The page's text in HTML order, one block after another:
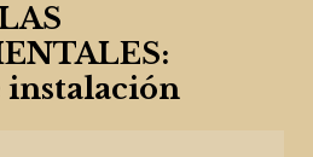
instalación